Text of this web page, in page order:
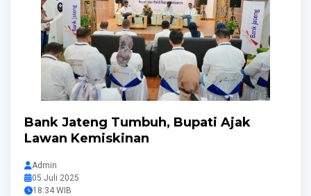
Bank Jateng Tumbuh, Bupati Ajak
Lawan Kemiskinan
Admin
05 Juli 2025
18:34 WIB